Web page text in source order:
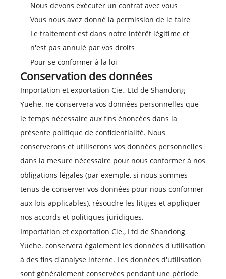
Nous devons exécuter un contrat avec vous
Vous nous avez donné la permission de le faire
Le traitement est dans notre intérêt légitime et
n'est pas annulé par vos droits
Pour se conformer à la loi
Conservation des données
Importation et exportation Cie., Ltd de Shandong
Yuehe. ne conservera vos données personnelles que
le temps nécessaire aux fins énoncées dans la
présente politique de confidentialité. Nous
conserverons et utiliserons vos données personnelles
dans la mesure nécessaire pour nous conformer à nos
obligations légales (par exemple, si nous sommes
tenus de conserver vos données pour nous conformer
aux lois applicables), résoudre les litiges et appliquer
nos accords et politiques juridiques.
Importation et exportation Cie., Ltd de Shandong
Yuehe. conservera également les données d'utilisation
à des fins d'analyse interne. Les données d'utilisation
sont généralement conservées pendant une période